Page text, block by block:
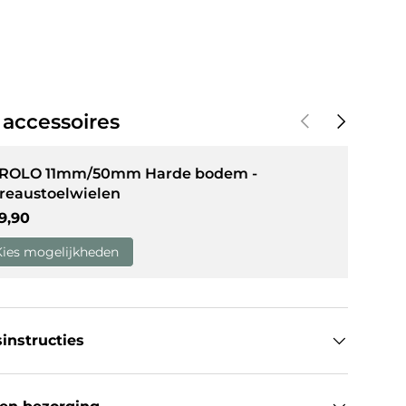
Vorige Volgende
11mm/50mm Harde bodem -
prijs
mogelijkheden